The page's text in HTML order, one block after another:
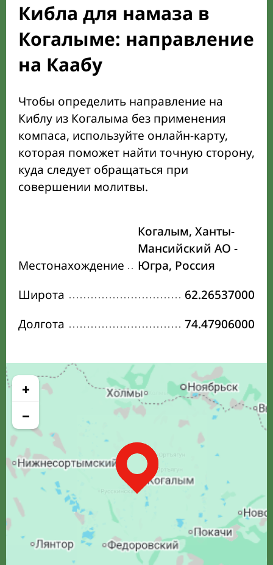
Кибла для намаза в
Когалыме: направление
на Каабу
Чтобы определить направление на
Киблу из Когалыма без применения
компаса, используйте онлайн-карту,
которая поможет найти точную сторону,
куда следует обращаться при
совершении молитвы.
Местонахождение
Когалым, Ханты-
Мансийский АО -
Югра, Россия
Широта
62.26537000
Долгота
74.47906000
+
−